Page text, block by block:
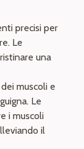
precisi per
Le
una
muscoli e
Le
i muscoli
il